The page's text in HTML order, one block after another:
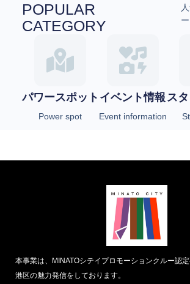
POPULAR
CATEGORY
ー
パワースポット
Power spot
イベント情報
Event information
ス
本事業は、MINATOシテイプロモーションクルー認定
港区の魅力発信をしております。